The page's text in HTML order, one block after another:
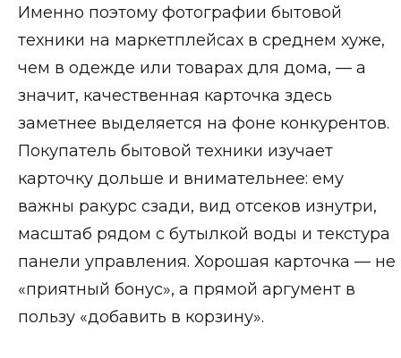
Именно поэтому фотографии бытовой
техники на маркетплейсах в среднем хуже,
чем в одежде или товарах для дома, — а
значит, качественная карточка здесь
заметнее выделяется на фоне конкурентов.
Покупатель бытовой техники изучает
карточку дольше и внимательнее: ему
важны ракурс сзади, вид отсеков изнутри,
масштаб рядом с бутылкой воды и текстура
панели управления. Хорошая карточка — не
«приятный бонус», а прямой аргумент в
пользу «добавить в корзину».